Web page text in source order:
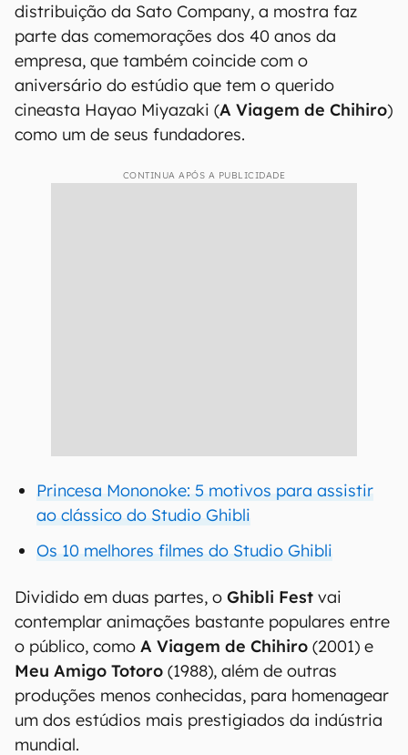
distribuição da Sato Company, a mostra faz
parte das comemorações dos 40 anos da
empresa, que também coincide com o
aniversário do estúdio que tem o querido
cineasta Hayao Miyazaki (A Viagem de Chihiro)
como um de seus fundadores.
CONTINUA APÓS A PUBLICIDADE
Princesa Mononoke: 5 motivos para assistir
ao clássico do Studio Ghibli
Os 10 melhores filmes do Studio Ghibli
Dividido em duas partes, o Ghibli Fest vai
contemplar animações bastante populares entre
o público, como A Viagem de Chihiro (2001) e
Meu Amigo Totoro (1988), além de outras
produções menos conhecidas, para homenagear
um dos estúdios mais prestigiados da indústria
mundial.